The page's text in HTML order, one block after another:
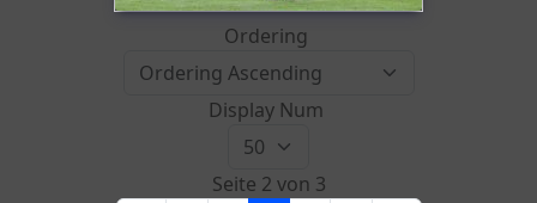
Ordering
Display Num
Seite 2 von 3